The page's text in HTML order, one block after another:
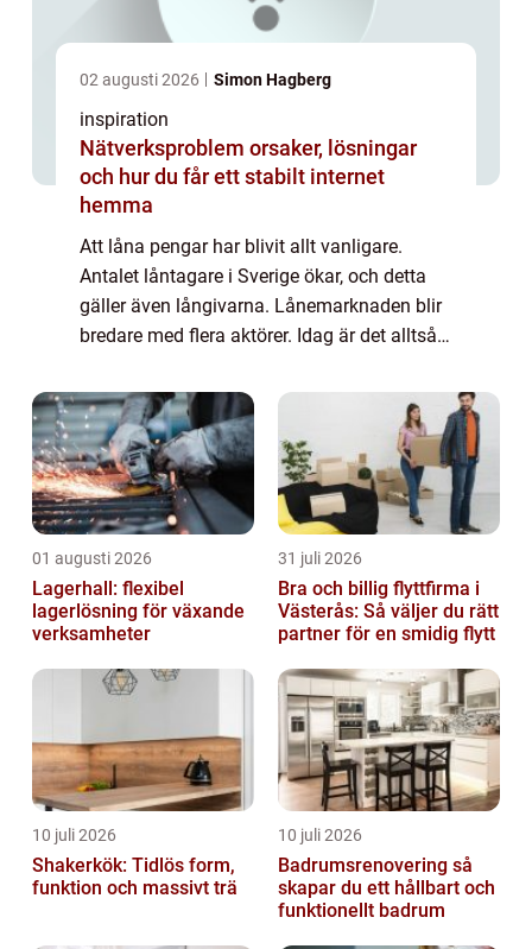
02 augusti 2026 Simon Hagberg
inspiration
Nätverksproblem orsaker, lösningar
och hur du får ett stabilt internet
hemma
Att låna pengar har blivit allt vanligare.
Antalet låntagare i Sverige ökar, och detta
gäller även långivarna. Lånemarknaden blir
bredare med flera aktörer. Idag är det alltså
01 augusti 2026
Lagerhall: flexibel
lagerlösning för växande
verksamheter
31 juli 2026
Bra och billig flyttfirma i
Västerås: Så väljer du rätt
partner för en smidig flytt
10 juli 2026
Shakerkök: Tidlös form,
funktion och massivt trä
10 juli 2026
Badrumsrenovering så
skapar du ett hållbart och
funktionellt badrum